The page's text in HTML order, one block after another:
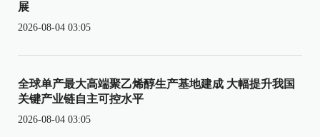
展
2026-08-04 03:05
全球单产最大高端聚乙烯醇生产基地建成 大幅提升我国
关键产业链自主可控水平
2026-08-04 03:05